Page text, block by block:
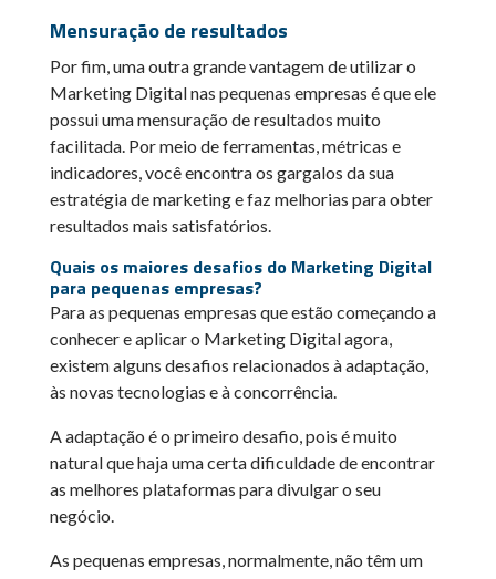
Mensuração de resultados
Por fim, uma outra grande vantagem de utilizar o
Marketing Digital nas pequenas empresas é que ele
possui uma mensuração de resultados muito
facilitada. Por meio de ferramentas, métricas e
indicadores, você encontra os gargalos da sua
estratégia de marketing e faz melhorias para obter
resultados mais satisfatórios.
Quais os maiores desafios do Marketing Digital
para pequenas empresas?
Para as pequenas empresas que estão começando a
conhecer e aplicar o Marketing Digital agora,
existem alguns desafios relacionados à adaptação,
às novas tecnologias e à concorrência.
A adaptação é o primeiro desafio, pois é muito
natural que haja uma certa dificuldade de encontrar
as melhores plataformas para divulgar o seu
negócio.
As pequenas empresas, normalmente, não têm um